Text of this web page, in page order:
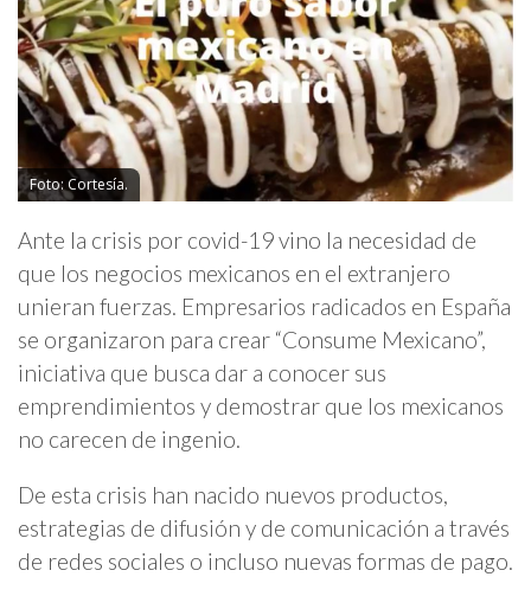
Foto: Cortesía.
Ante la crisis por covid-19 vino la necesidad de
que los negocios mexicanos en el extranjero
unieran fuerzas. Empresarios radicados en España
se organizaron para crear “Consume Mexicano”,
iniciativa que busca dar a conocer sus
emprendimientos y demostrar que los mexicanos
no carecen de ingenio.
De esta crisis han nacido nuevos productos,
estrategias de difusión y de comunicación a través
de redes sociales o incluso nuevas formas de pago.